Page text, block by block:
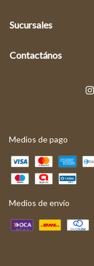
Sucursales
Contactános
Medios de pago
Medios de envío